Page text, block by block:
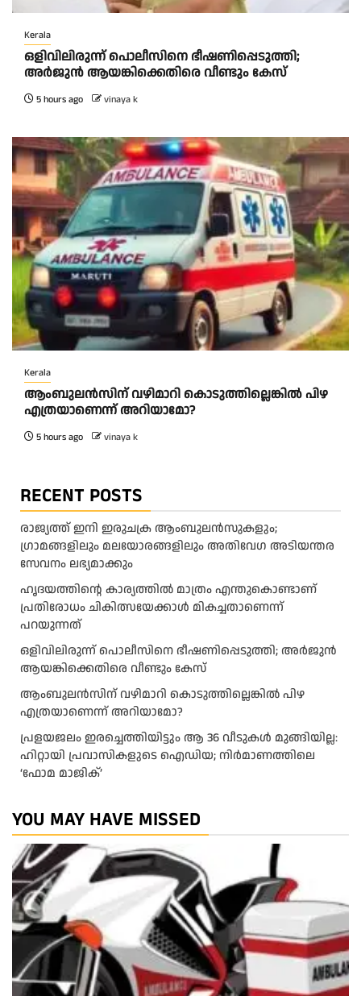
Kerala
ഒളിവിലിരുന്ന് പൊലീസിനെ ഭീഷണിപ്പെടുത്തി;
അർജുൻ ആയങ്കിക്കെതിരെ വീണ്ടും കേസ്
5 hours ago vinaya k
Kerala
ആംബുലന്‍സിന് വഴിമാറി കൊടുത്തില്ലെങ്കില്‍ പിഴ
എത്രയാണെന്ന് അറിയാമോ?
5 hours ago vinaya k
RECENT POSTS
രാജ്യത്ത് ഇനി ഇരുചക്ര ആംബുലന്‍സുകളും;
ഗ്രാമങ്ങളിലും മലയോരങ്ങളിലും അതിവേഗ അടിയന്തര
സേവനം ലഭ്യമാക്കും
ഹൃദയത്തിന്റെ കാര്യത്തിൽ മാത്രം എന്തുകൊണ്ടാണ്
പ്രതിരോധം ചികിത്സയേക്കാൾ മികച്ചതാണെന്ന്
പറയുന്നത്
ഒളിവിലിരുന്ന് പൊലീസിനെ ഭീഷണിപ്പെടുത്തി; അർജുൻ
ആയങ്കിക്കെതിരെ വീണ്ടും കേസ്
ആംബുലന്‍സിന് വഴിമാറി കൊടുത്തില്ലെങ്കില്‍ പിഴ
എത്രയാണെന്ന് അറിയാമോ?
പ്രളയജലം ഇരച്ചെത്തിയിട്ടും ആ 36 വീടുകൾ മുങ്ങിയില്ല:
ഹിറ്റായി പ്രവാസികളുടെ ഐഡിയ; നിർമാണത്തിലെ
‘ഫോമ മാജിക്’
YOU MAY HAVE MISSED